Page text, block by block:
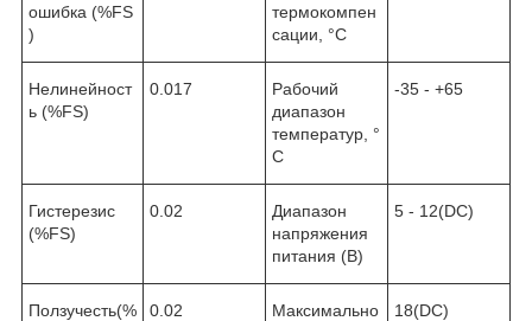
ошибка (%FS
)
термокомпен
сации, °С
Нелинейност
ь (%FS)
0.017
Рабочий
диапазон
температур, °
С
-35 - +65
Гистерезис
(%FS)
0.02
Диапазон
напряжения
питания (В)
5 - 12(DC)
Ползучесть(%
0.02
Максимально
18(DC)